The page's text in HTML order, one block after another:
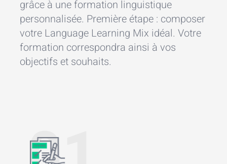
grâce à une formation linguistique
personnalisée. Première étape : composer
votre Language Learning Mix idéal. Votre
formation correspondra ainsi à vos
objectifs et souhaits.